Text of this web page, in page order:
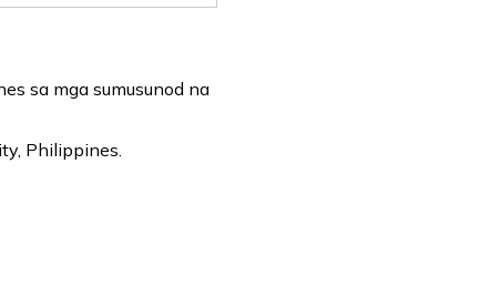
sa mga sumusunod na
Philippines.